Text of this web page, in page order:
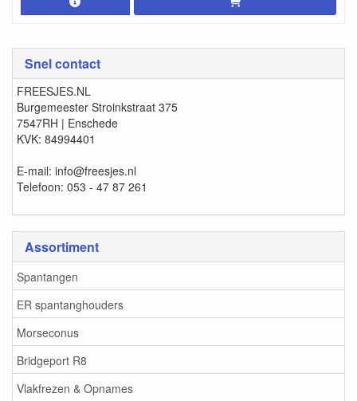
Snel contact
FREESJES.NL
Burgemeester Stroinkstraat 375
7547RH | Enschede
KVK: 84994401
E-mail: info@freesjes.nl
Telefoon: 053 - 47 87 261
Assortiment
Spantangen
ER spantanghouders
Morseconus
Bridgeport R8
Vlakfrezen & Opnames